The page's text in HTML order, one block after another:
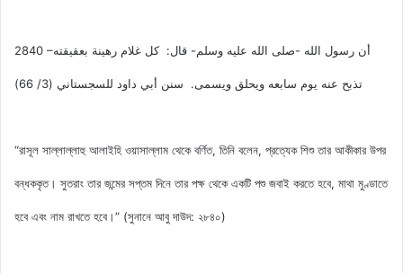
2840 –أن رسول الله -صلى الله عليه وسلم- قال: كل غلام رهينة بعقيقته
تذبح عنه يوم سابعه ويحلق ويسمى. سنن أبي داود للسجستاني (3/ 66)
“রাসূল সাল্লাল্লাহু আলাইহি ওয়াসাল্লাম থেকে বর্ণিত, তিনি বলেন, প্রত্যেক শিশু তার আকীকার উপর
বন্ধককৃত। সুতরাং তার জন্মের সপ্তম দিনে তার পক্ষ থেকে একটি পশু জবাই করতে হবে, মাথা মুণ্ডাতে
হবে এবং নাম রাখতে হবে।” (সুনানে আবু দাউদ: ২৮৪০)